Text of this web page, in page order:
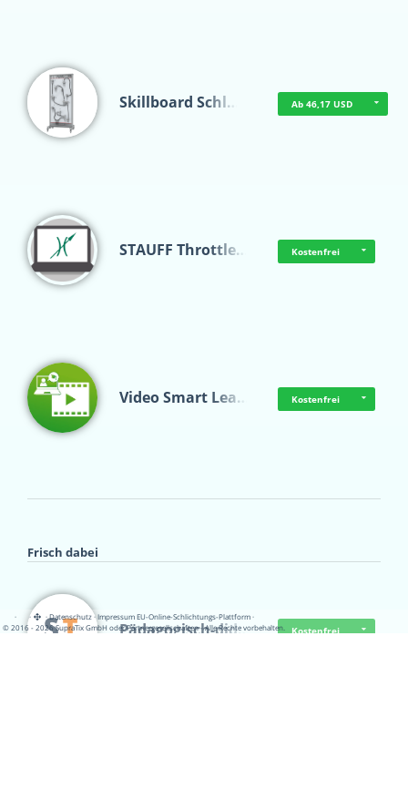
Skillboard Schl… Ab 46,17 USD
STAUFF Throttle… Kostenfrei
Video Smart Lea… Kostenfrei
Frisch dabei
Pädagogisch-did… Kostenfrei
· · ·Datenschutz·Impressum EU-Online-Schlichtungs-Plattform·
© 2016 - 2026 SupraTix GmbH oder Partnergesellschaften - Alle Rechte vorbehalten.